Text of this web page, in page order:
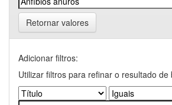
Retornar valores
Adicionar filtros:
Utilizar filtros para refinar o resultado de